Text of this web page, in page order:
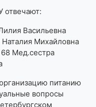
отвечают:
Васильевна
Михайловна
Мед.сестра
питанию
вопросы